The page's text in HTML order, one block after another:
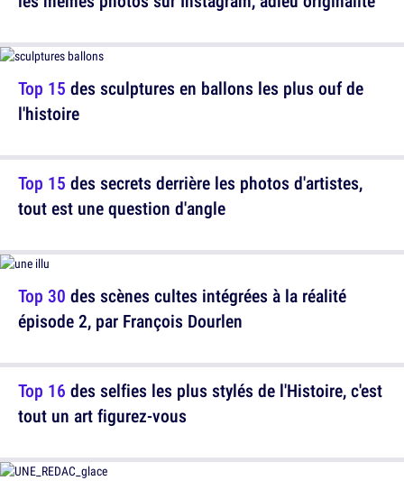
Top 15 des secrets derrière les photos d'artistes,
tout est une question d'angle
Top 16 des selfies les plus stylés de l'Histoire, c'est
tout un art figurez-vous
Top 15 des sculptures en ballons les plus ouf de
l'histoire
Top 30 des scènes cultes intégrées à la réalité
épisode 2, par François Dourlen